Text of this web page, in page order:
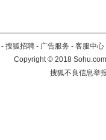
- 搜狐招聘 - 广告服务 - 客服中心
Copyright©2018
搜狐不良信息举